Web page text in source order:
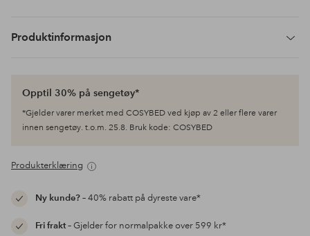
Produktinformasjon
Opptil 30% på sengetøy*
*Gjelder varer merket med COSYBED ved kjøp av 2 eller flere varer
innen sengetøy. t.o.m. 25.8. Bruk kode: COSYBED
Produkterklæring
Ny kunde?– 40% rabatt på dyreste vare*
Fri frakt– Gjelder for normalpakke over 599 kr*